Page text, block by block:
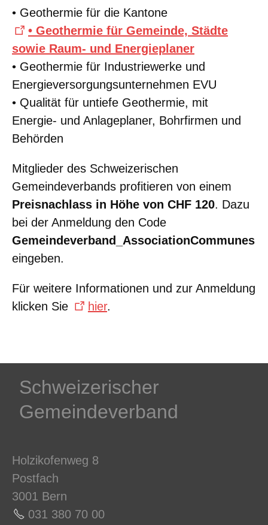
• Geothermie für die Kantone
• Geothermie für Gemeinde, Städte
sowie Raum- und Energieplaner
• Geothermie für Industriewerke und
Energieversorgungsunternehmen EVU
• Qualität für untiefe Geothermie, mit
Energie- und Anlageplaner, Bohrfirmen und
Behörden
Mitglieder des Schweizerischen
Gemeindeverbands profitieren von einem
Preisnachlass in Höhe von CHF 120. Dazu
bei der Anmeldung den Code
Gemeindeverband_AssociationCommunes
eingeben.
Für weitere Informationen und zur Anmeldung
klicken Sie
hier.
Schweizerischer
Gemeindeverband
Holzikofenweg 8
Postfach
3001 Bern
031 380 70 00